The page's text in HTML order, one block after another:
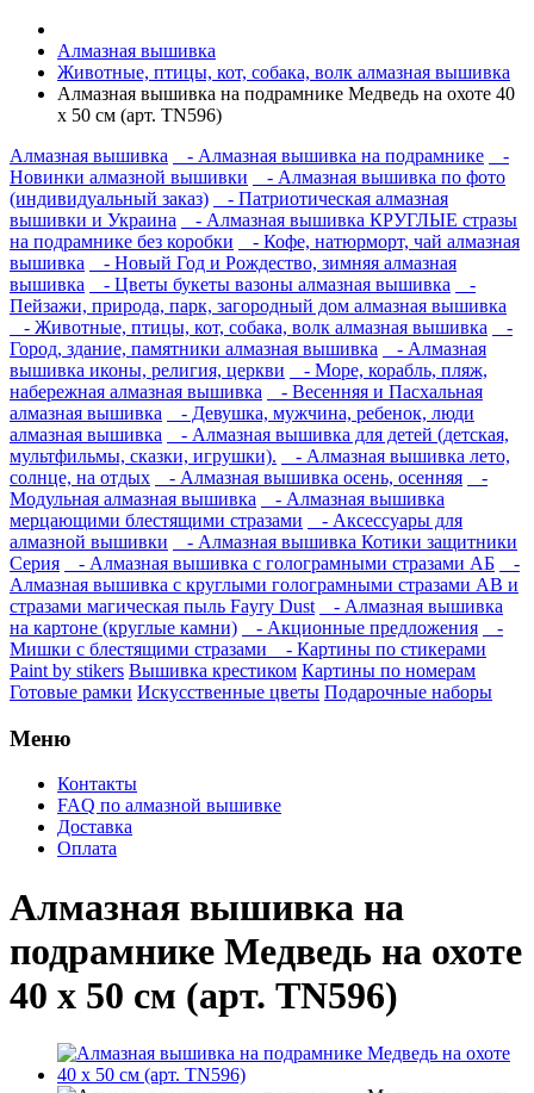
Алмазная вышивка
Животные, птицы, кот, собака, волк алмазная вышивка
Алмазная вышивка на подрамнике Медведь на охоте 40
х 50 см (арт. TN596)
Алмазная вышивка
- Алмазная вышивка на подрамнике
-
Новинки алмазной вышивки
- Алмазная вышивка по фото
(индивидуальный заказ)
- Патриотическая алмазная
вышивки и Украина
- Алмазная вышивка КРУГЛЫЕ стразы
на подрамнике без коробки
- Кофе, натюрморт, чай алмазная
вышивка
- Новый Год и Рождество, зимняя алмазная
вышивка
- Цветы букеты вазоны алмазная вышивка
-
Пейзажи, природа, парк, загородный дом алмазная вышивка
- Животные, птицы, кот, собака, волк алмазная вышивка
-
Город, здание, памятники алмазная вышивка
- Алмазная
вышивка иконы, религия, церкви
- Море, корабль, пляж,
набережная алмазная вышивка
- Весенняя и Пасхальная
алмазная вышивка
- Девушка, мужчина, ребенок, люди
алмазная вышивка
- Алмазная вышивка для детей (детская,
мультфильмы, сказки, игрушки).
- Алмазная вышивка лето,
солнце, на отдых
- Алмазная вышивка осень, осенняя
-
Модульная алмазная вышивка
- Алмазная вышивка
мерцающими блестящими стразами
- Аксессуары для
алмазной вышивки
- Алмазная вышивка Котики защитники
Серия
- Алмазная вышивка с голограмными стразами АБ
-
Алмазная вышивка с круглыми голограмными стразами AB и
стразами магическая пыль Fayry Dust
- Алмазная вышивка
на картоне (круглые камни)
- Акционные предложения
-
Мишки с блестящими стразами
- Картины по стикерами
Paint by stikers Вышивка крестиком Картины по номерам
Готовые рамки Искусственные цветы Подарочные наборы
Меню
Контакты
FAQ по алмазной вышивке
Доставка
Оплата
Алмазная вышивка на
подрамнике Медведь на охоте
40 х 50 см (арт. TN596)